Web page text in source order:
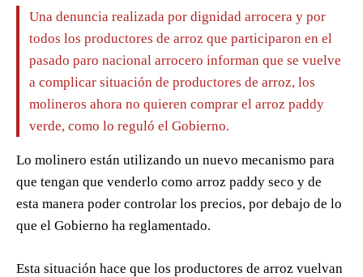
Una denuncia realizada por dignidad arrocera y por
todos los productores de arroz que participaron en el
pasado paro nacional arrocero informan que se vuelve
a complicar situación de productores de arroz, los
molineros ahora no quieren comprar el arroz paddy
verde, como lo reguló el Gobierno.
Lo molinero están utilizando un nuevo mecanismo para
que tengan que venderlo como arroz paddy seco y de
esta manera poder controlar los precios, por debajo de lo
que el Gobierno ha reglamentado.
Esta situación hace que los productores de arroz vuelvan